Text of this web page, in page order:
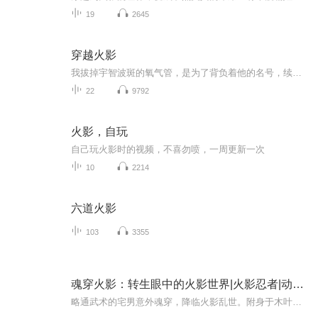
19 2645
穿越火影
22 9792
火影，自玩
自己玩火影时的视频，不喜勿喷，一周更新一次
10 2214
六道火影
103 3355
魂穿火影：转生眼中的火影世界|火影忍者|动漫同人